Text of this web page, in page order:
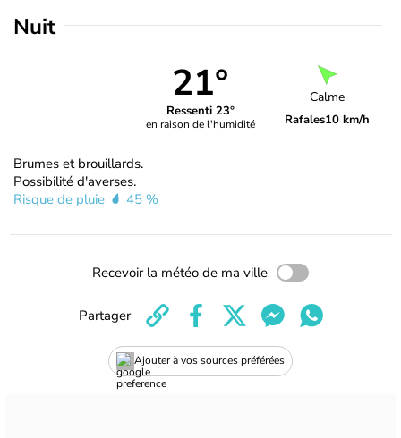
Nuit
21°
Ressenti 23°
en raison de l'humidité
Calme
Rafales10 km/h
Brumes et brouillards.
Possibilité d'averses.
Risque de pluie
45 %
Recevoir la météo de ma ville
Ajouter à vos sources préférées
Partager